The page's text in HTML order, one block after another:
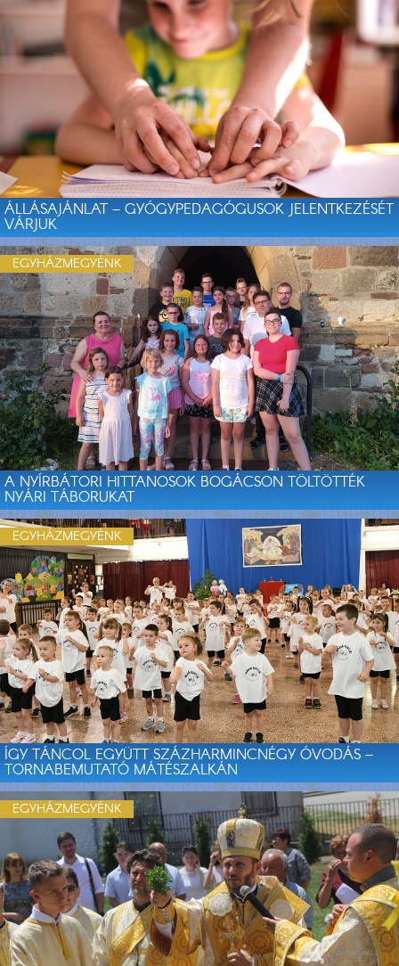
ÁLLÁSAJÁNLAT – GYÓGYPEDAGÓGUSOK JELENTKEZÉSÉT
VÁRJUK
A NYÍRBÁTORI HITTANOSOK BOGÁCSON TÖLTÖTTÉK
NYÁRI TÁBORUKAT
EGYHÁZMEGYÉNK
ÍGY TÁNCOL EGYÜTT SZÁZHARMINCNÉGY ÓVODÁS –
TORNABEMUTATÓ MÁTÉSZALKÁN
EGYHÁZMEGYÉNK
EGYHÁZMEGYÉNK